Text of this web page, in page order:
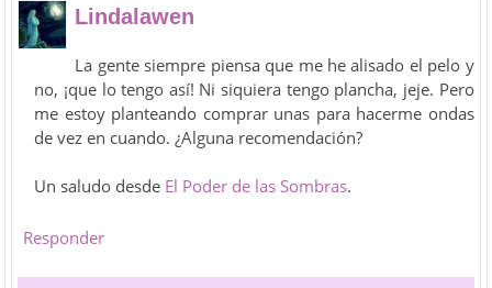
Lindalawen
La gente siempre piensa que me he alisado el pelo y
no, ¡que lo tengo así! Ni siquiera tengo plancha, jeje. Pero
me estoy planteando comprar unas para hacerme ondas
de vez en cuando. ¿Alguna recomendación?
Un saludo desde El Poder de las Sombras.
Responder